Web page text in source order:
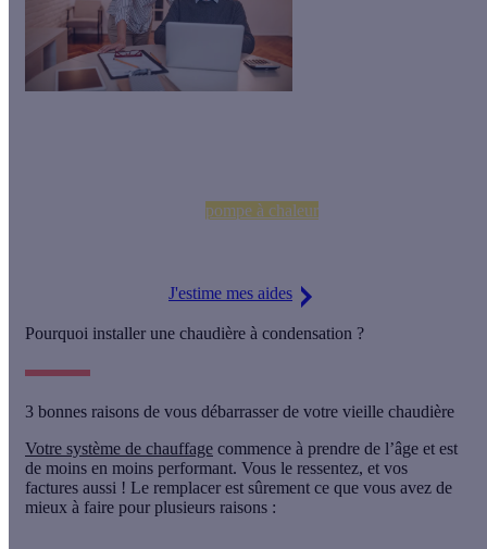
pompe à chaleur
J'estime mes aides
Pourquoi installer une chaudière à condensation ?
3 bonnes raisons de vous débarrasser de votre vieille chaudière
Votre système de chauffage commence à prendre de l’âge et est
de moins en moins performant. Vous le ressentez, et vos
factures aussi ! Le remplacer est sûrement ce que vous avez de
mieux à faire pour plusieurs raisons :